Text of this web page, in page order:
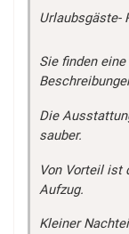
Urlaubsgäste-
Sie finden
Die
sauber.
Von Vorteil ist
Aufzug.
Kleiner